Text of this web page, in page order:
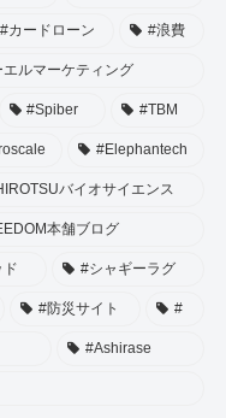
#カードローン #浪費
ルマーケティング
#Spiber #TBM
#Elephantech
バイオサイエンス
本舗ブログ
ド #シャギーラグ
#防災サイト #
#Ashirase